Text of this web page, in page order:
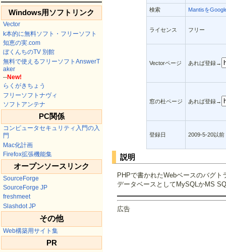
Windows用ソフトリンク
Vector
k本的に無料ソフト・フリーソフト
知恵の実.com
ぼくんちのTV 別館
無料で使えるフリーソフトAnswerT
aker
--New!
らくがきちょう
フリーソフトナヴィ
ソフトアンテナ
PC関係
コンピュータセキュリティ入門の入
門
Mac化計画
Firefox拡張機能集
オープンソースリンク
SourceForge
SourceForge JP
freshmeet
Slashdot JP
その他
Web構築用サイト集
PR
検索 Mantisを
ライセンス フリー
Vectorページ あれば登録→
窓の杜ページ あれば登録→
登録日 2009-5-20以前
説明
PHPで書かれたWebベースのバグト
データベースとしてMySQLかMS
広告